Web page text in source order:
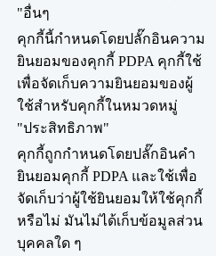
"อื่นๆ
คุกกี้นี้กำหนดโดยปลั๊กอินความ
ยินยอมของคุกกี้ PDPA คุกกี้ใช้
เพื่อจัดเก็บความยินยอมของผู้
ใช้สำหรับคุกกี้ในหมวดหมู่
"ประสิทธิภาพ"
คุกกี้ถูกกำหนดโดยปลั๊กอินคำ
ยินยอมคุกกี้ PDPA และใช้เพื่อ
จัดเก็บว่าผู้ใช้ยินยอมให้ใช้คุกกี้
หรือไม่ มันไม่ได้เก็บข้อมูลส่วน
บุคคลใด ๆ